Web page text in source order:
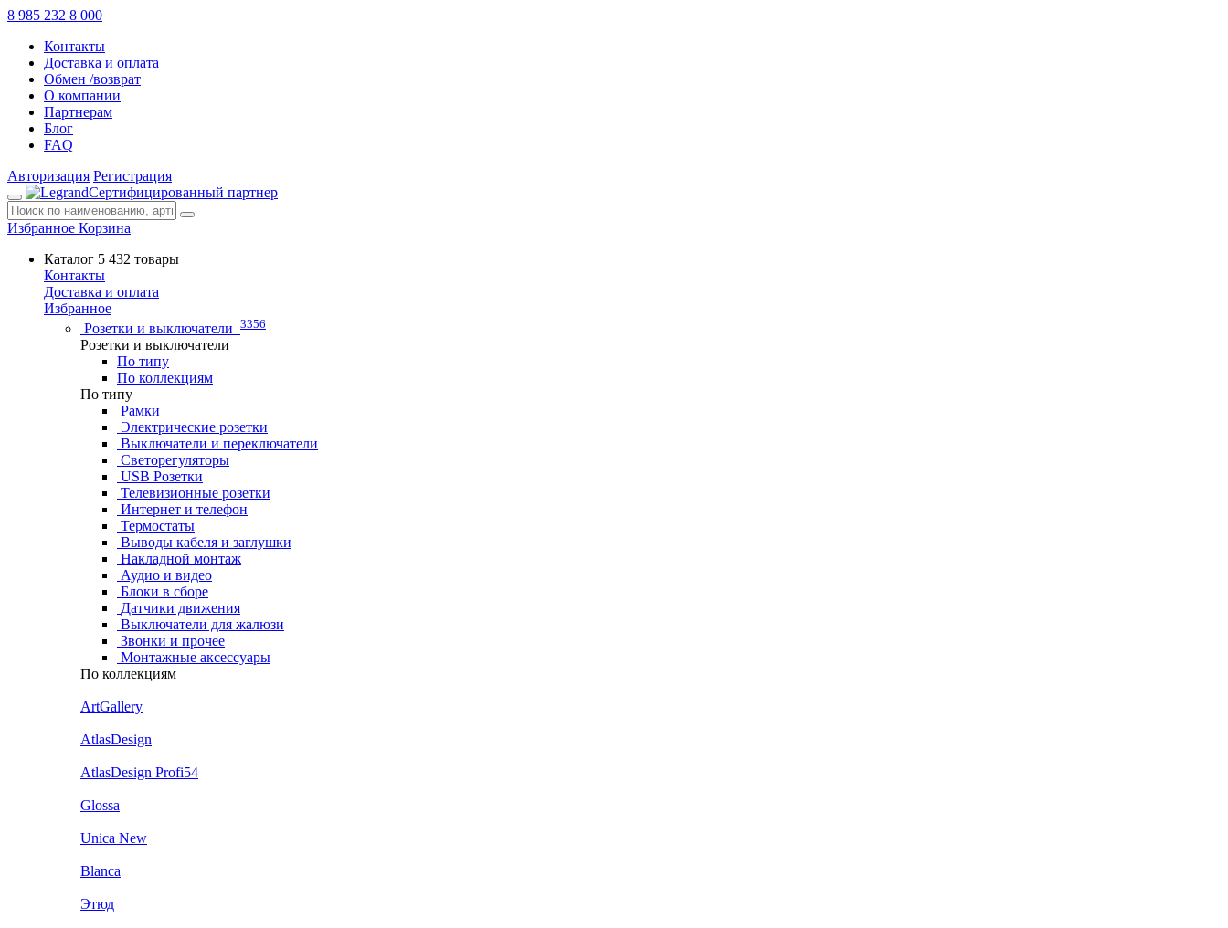
8 985 232 8 000
Контакты
Доставка и оплата
Обмен /возврат
О компании
Партнерам
Блог
FAQ
Авторизация Регистрация
Сертифицированный партнер
Избранное Корзина
Каталог 5 432 товары
Контакты
Доставка и оплата
Избранное
Розетки и выключатели 3356
Розетки и выключатели
По типу
По коллекциям
По типу
Рамки
Электрические розетки
Выключатели и переключатели
Светорегуляторы
USB Розетки
Телевизионные розетки
Интернет и телефон
Термостаты
Выводы кабеля и заглушки
Накладной монтаж
Аудио и видео
Блоки в сборе
Датчики движения
Выключатели для жалюзи
Звонки и прочее
Монтажные аксессуары
По коллекциям
ArtGallery
AtlasDesign
AtlasDesign Profi54
Glossa
Unica New
Blanca
Этюд